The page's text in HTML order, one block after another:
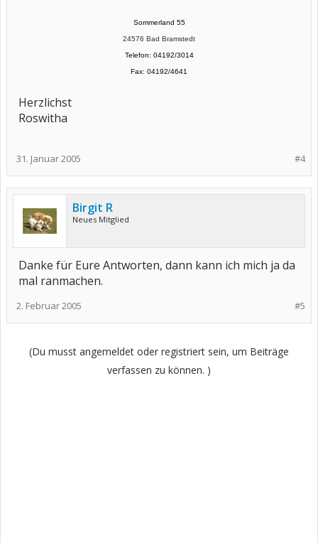
Sommerland 55
24576 Bad Bramstedt
Telefon: 04192/3014
Fax: 04192/4641
Herzlichst
Roswitha
#4
31. Januar 2005
Birgit R
Neues Mitglied
Danke für Eure Antworten, dann kann ich mich ja da
mal ranmachen.
#5
2. Februar 2005
(Du musst angemeldet oder registriert sein, um Beiträge
verfassen zu können. )